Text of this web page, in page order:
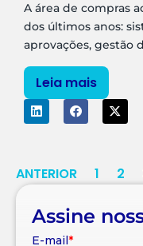
A área de compras
dos últimos anos:
aprovações, gestão
Leia mais
ANTERIOR 1 2
Assine